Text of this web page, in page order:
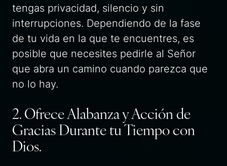
tengas privacidad, silencio y sin
interrupciones. Dependiendo de la fase
de tu vida en la que te encuentres, es
posible que necesites pedirle al Señor
que abra un camino cuando parezca que
no lo hay.
2. Ofrece Alabanza y Acción de
Gracias Durante tu Tiempo con
Dios.